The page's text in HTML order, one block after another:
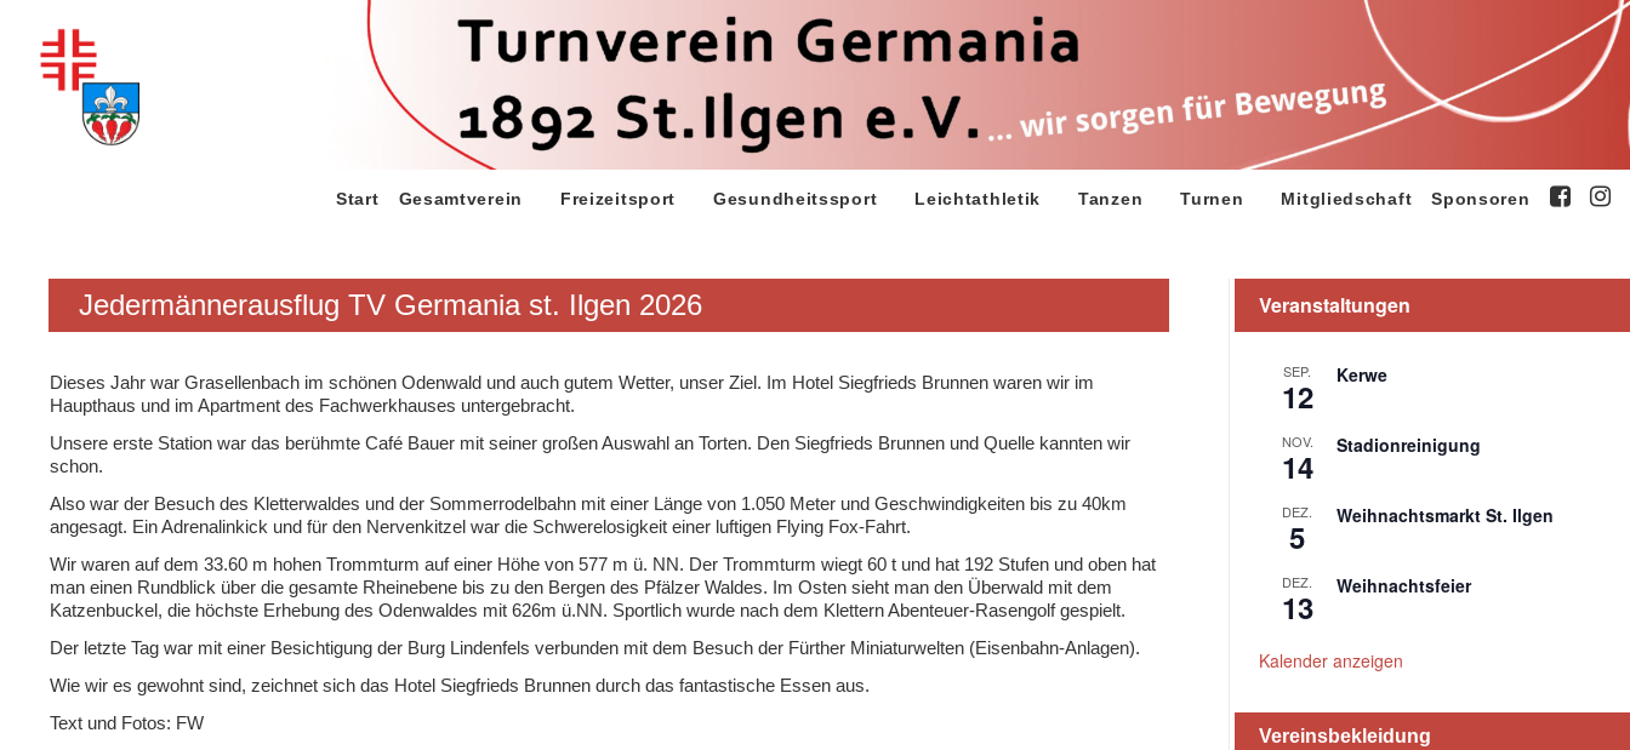
springen
Start Gesamtverein Freizeitsport Gesundheitssport Leichtathletik Tanzen Turnen Mitgliedschaft Sponsoren
Jedermännerausflug TV Germania st. Ilgen 2026
Dieses Jahr war Grasellenbach im schönen Odenwald und auch gutem Wetter, unser Ziel. Im Hotel Siegfrieds Brunnen waren wir im
Haupthaus und im Apartment des Fachwerkhauses untergebracht.
Unsere erste Station war das berühmte Café Bauer mit seiner großen Auswahl an Torten. Den Siegfrieds Brunnen und Quelle kannten wir
schon.
Also war der Besuch des Kletterwaldes und der Sommerrodelbahn mit einer Länge von 1.050 Meter und Geschwindigkeiten bis zu 40km
angesagt. Ein Adrenalinkick und für den Nervenkitzel war die Schwerelosigkeit einer luftigen Flying Fox-Fahrt.
Wir waren auf dem 33.60 m hohen Trommturm auf einer Höhe von 577 m ü. NN. Der Trommturm wiegt 60 t und hat 192 Stufen und oben hat
man einen Rundblick über die gesamte Rheinebene bis zu den Bergen des Pfälzer Waldes. Im Osten sieht man den Überwald mit dem
Katzenbuckel, die höchste Erhebung des Odenwaldes mit 626m ü.NN. Sportlich wurde nach dem Klettern Abenteuer-Rasengolf gespielt.
Der letzte Tag war mit einer Besichtigung der Burg Lindenfels verbunden mit dem Besuch der Fürther Miniaturwelten (Eisenbahn-Anlagen).
Wie wir es gewohnt sind, zeichnet sich das Hotel Siegfrieds Brunnen durch das fantastische Essen aus.
Text und Fotos: FW
Veranstaltungen
SEP.
12
Kerwe
NOV.
14
Stadionreinigung
DEZ.
5
Weihnachtsmarkt St. Ilgen
DEZ.
13
Weihnachtsfeier
Kalender anzeigen
Vereinsbekleidung